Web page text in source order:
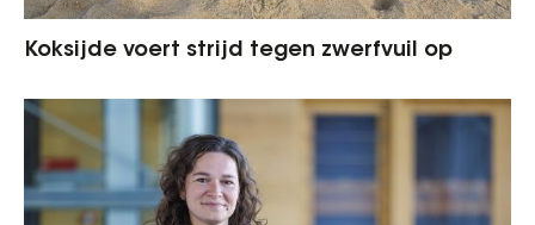
Koksijde voert strijd tegen zwerfvuil op